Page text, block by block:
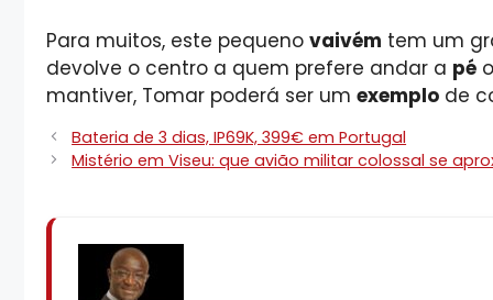
Para muitos, este pequeno vaivém tem um
devolve o centro a quem prefere andar a pé
mantiver, Tomar poderá ser um exemplo de
Bateria de 3 dias, IP69K, 399€ em Portugal
Mistério em Viseu: que avião militar colossal se